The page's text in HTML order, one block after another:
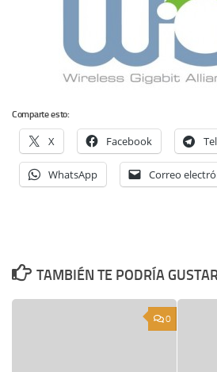
Comparte esto:
X Facebook
WhatsApp Correo
TAMBIÉN TE PODRÍA
0